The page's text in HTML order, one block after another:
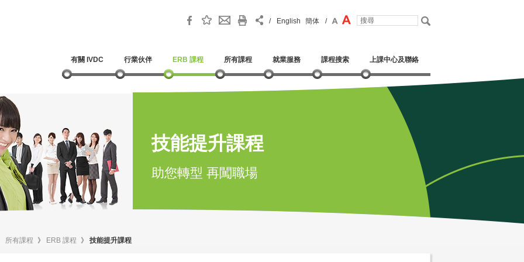
/ English 簡体 /
有關 IVDC 行業伙伴 ERB 課程 所有課程 就業服務 課程搜索 上課中心及聯絡
技能提升課程
助您轉型 再闖職場
所有課程 》 ERB 課程 》 技能提升課程